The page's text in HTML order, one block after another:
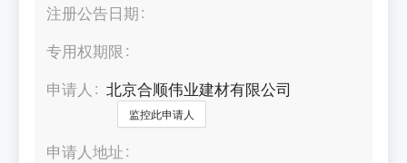
注册公告日期
专用权期限
申请人
北京合顺伟业建材有限公司
监控此申请人
申请人地址